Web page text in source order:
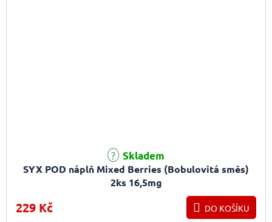
SYX POD náplň Mixed Berries (Bobulovitá směs)
2ks 16,5mg
Skladem
229 Kč DO KOŠÍKU